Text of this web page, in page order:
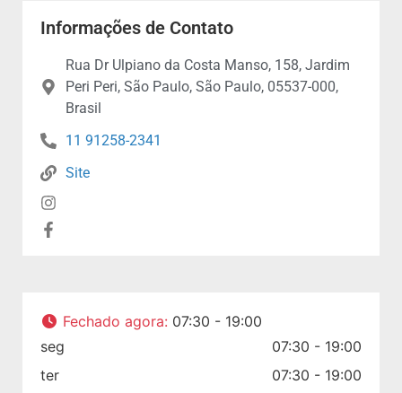
Informações de Contato
Rua Dr Ulpiano da Costa Manso, 158, Jardim
Peri Peri, São Paulo, São Paulo, 05537-000,
Brasil
11 91258-2341
Site
Fechado agora: 07:30 - 19:00
seg
07:30 - 19:00
ter
07:30 - 19:00